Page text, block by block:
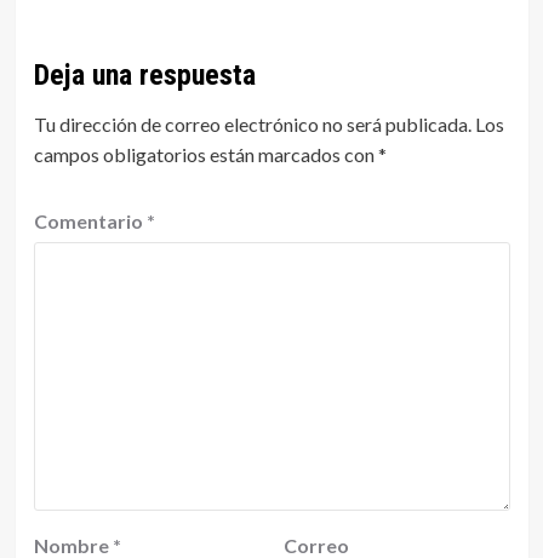
Deja una respuesta
Tu dirección de correo electrónico no será publicada. Los
campos obligatorios están marcados con*
Comentario *
Nombre *
Correo